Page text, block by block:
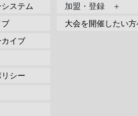
システム
イブ
シー
加盟・登録 ＋
大会を開催したい